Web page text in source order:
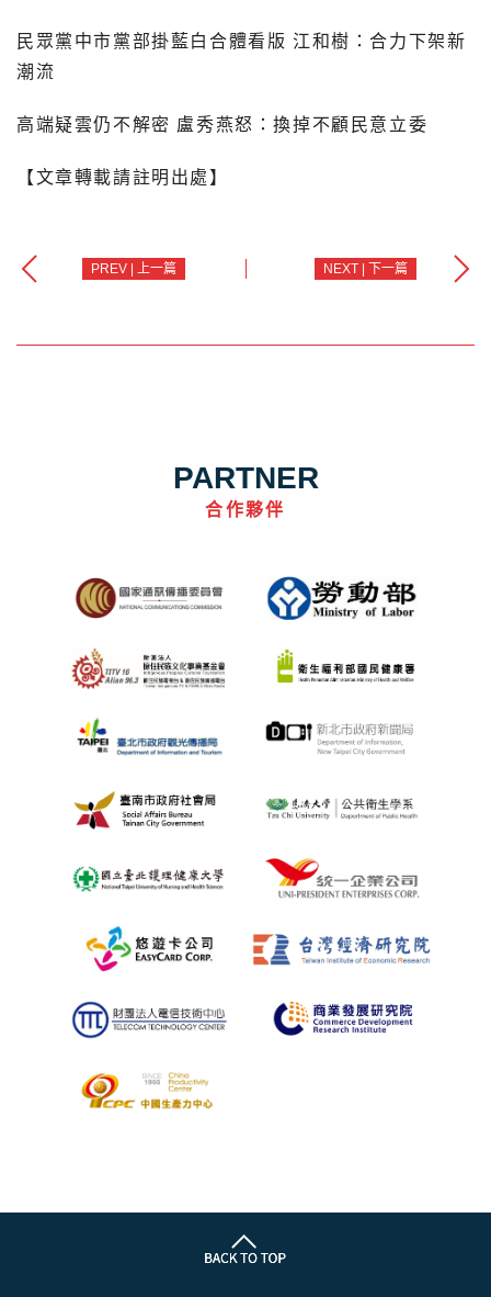
民眾黨中市黨部掛藍白合體看版 江和樹：合力下架新
潮流
高端疑雲仍不解密 盧秀燕怒：換掉不顧民意立委
【文章轉載請註明出處】
PREV | 上一篇 NEXT | 下一篇
PARTNER
合作夥伴